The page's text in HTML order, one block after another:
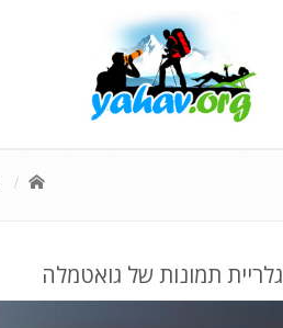
גלריית תמונות של גואטמלה